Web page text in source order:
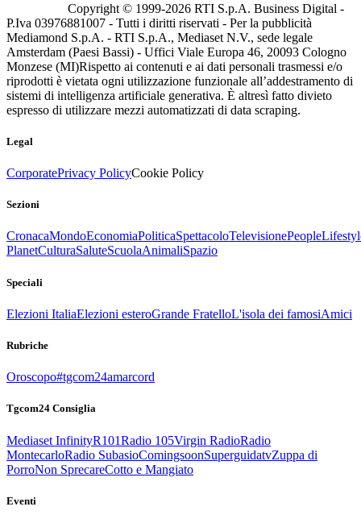
Copyright © 1999-2026 RTI S.p.A. Business Digital -
P.Iva 03976881007 - Tutti i diritti riservati - Per la pubblicità
Mediamond S.p.A. - RTI S.p.A., Mediaset N.V., sede legale
Amsterdam (Paesi Bassi) - Uffici Viale Europa 46, 20093 Cologno
Monzese (MI)Rispetto ai contenuti e ai dati personali trasmessi e/o
riprodotti è vietata ogni utilizzazione funzionale all’addestramento di
sistemi di intelligenza artificiale generativa. È altresì fatto divieto
espresso di utilizzare mezzi automatizzati di data scraping.
Legal
CorporatePrivacy PolicyCookie Policy
Sezioni
CronacaMondoEconomiaPoliticaSpettacoloTelevisionePeople
PlanetCulturaSaluteScuolaAnimaliSpazio
Speciali
Elezioni ItaliaElezioni esteroGrande FratelloL'isola dei famosiAmici
Rubriche
Oroscopo#tgcom24amarcord
Tgcom24 Consiglia
Mediaset InfinityR101Radio 105Virgin RadioRadio
MontecarloRadio SubasioComingsoonSuperguidatvZuppa di
PorroNon SprecareCotto e Mangiato
Eventi